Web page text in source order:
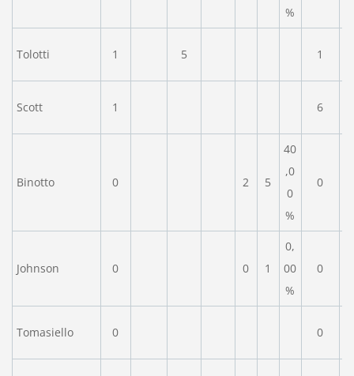
%
Tolotti 1 5 1
Scott 1 6
Binotto 0 2 5
40
,0
0
%
0
Johnson 0 0 1
0,
00
%
0
Tomasiello 0 0